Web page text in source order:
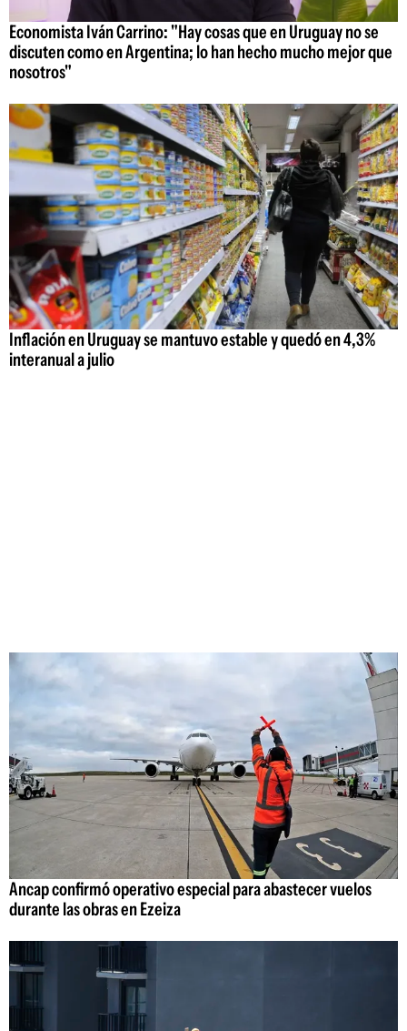
Economista Iván Carrino: "Hay cosas que en Uruguay no se
discuten como en Argentina; lo han hecho mucho mejor que
nosotros"
Inflación en Uruguay se mantuvo estable y quedó en 4,3%
interanual a julio
Ancap confirmó operativo especial para abastecer vuelos
durante las obras en Ezeiza